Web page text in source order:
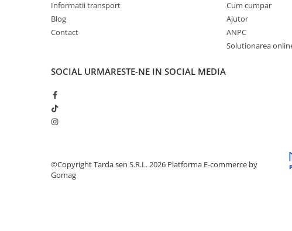
Masca de sudura & accesori
Rulete masurat
Scule electrice
Informatii transport
Blog
Contact
Cum cumpar
Ajutor
ANPC
Solutionarea
SOCIAL URMARESTE-NE IN SOCIAL MEDIA
©Copyright Tarda sen S.R.L. 2026 Platforma E-commerce by
Gomag